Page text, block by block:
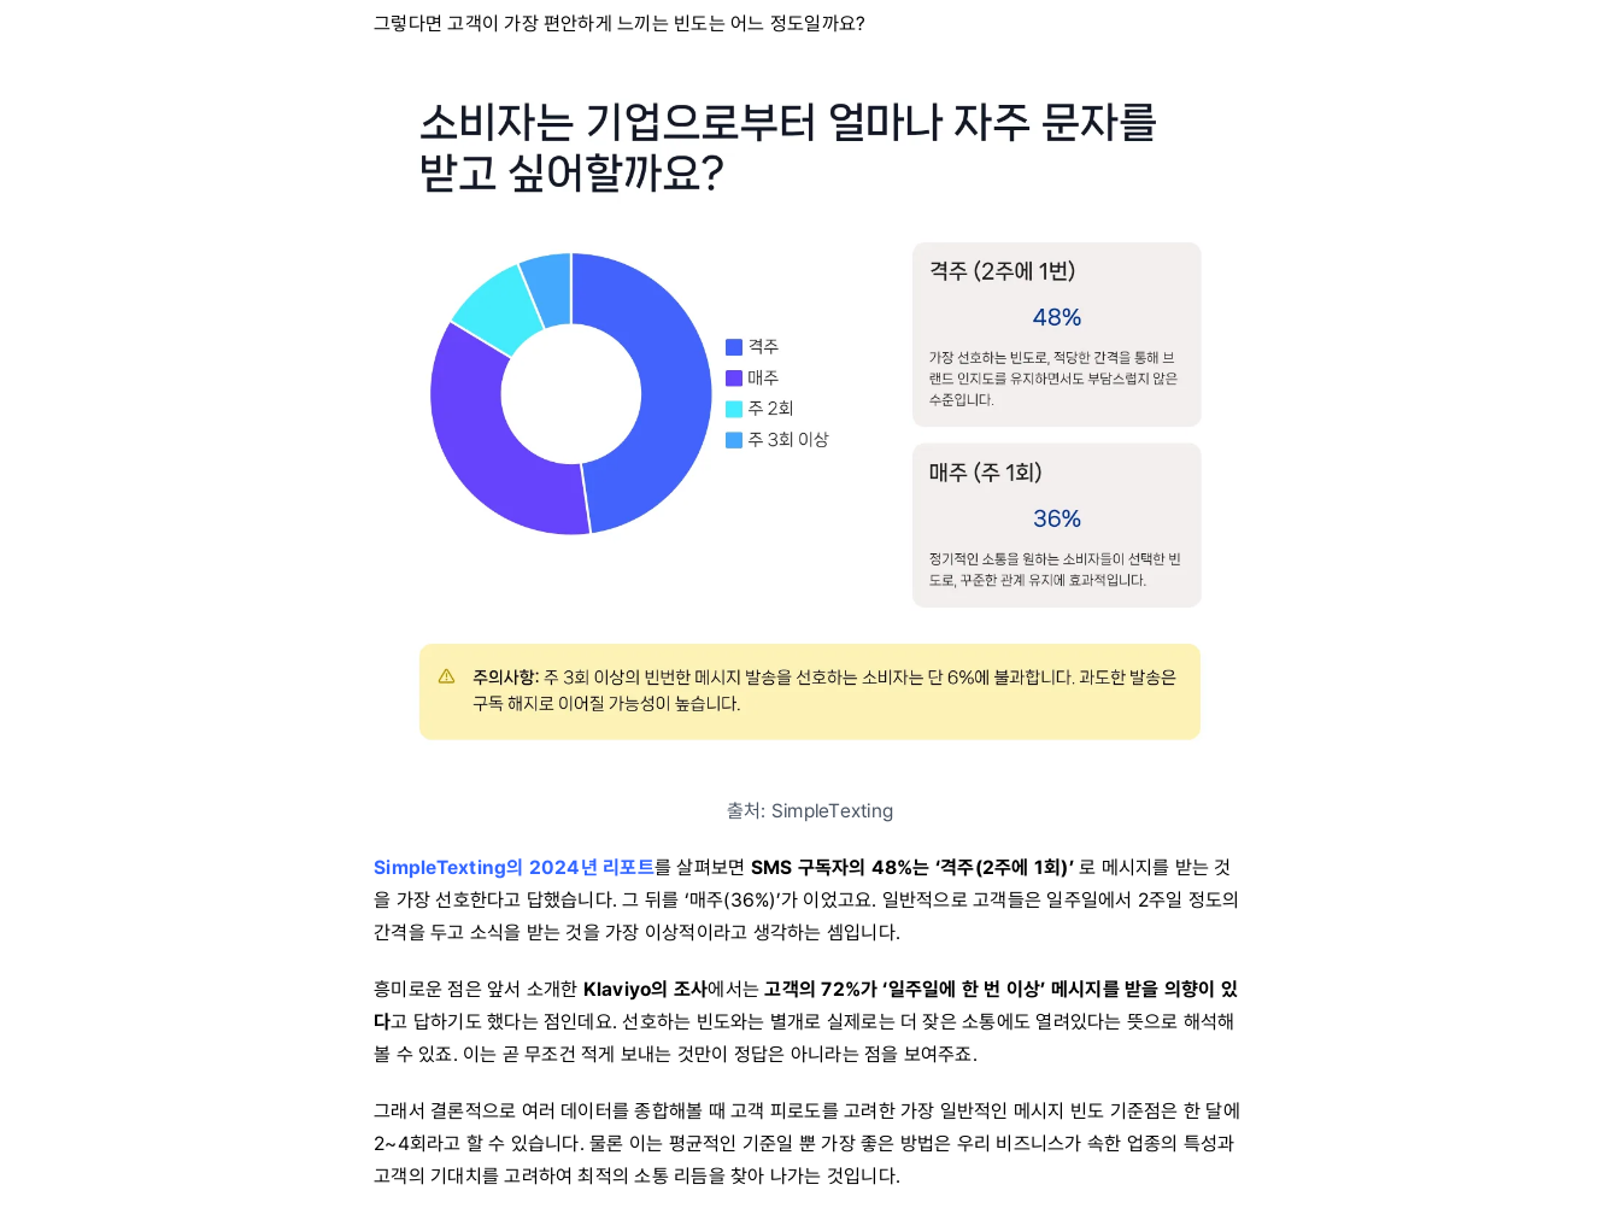
그렇다면 고객이 가장 편안하게 느끼는 빈도는 어느 정도일까요?
출처: SimpleTexting
SimpleTexting의 2024년 리포트를 살펴보면 SMS 구독자의 48%는 ‘격주(2주에 1회)’로 메시지를 받는 것
을 가장 선호한다고 답했습니다. 그 뒤를 ‘매주(36%)’가 이었고요. 일반적으로 고객들은 일주일에서 2주일 정도의
간격을 두고 소식을 받는 것을 가장 이상적이라고 생각하는 셈입니다.
흥미로운 점은 앞서 소개한 Klaviyo의 조사에서는고객의 72%가 ‘일주일에 한 번 이상’ 메시지를 받을 의향이 있
다고 답하기도 했다는 점인데요. 선호하는 빈도와는 별개로 실제로는 더 잦은 소통에도 열려있다는 뜻으로 해석해
볼 수 있죠. 이는 곧 무조건 적게 보내는 것만이 정답은 아니라는 점을 보여주죠.
그래서 결론적으로 여러 데이터를 종합해볼 때 고객 피로도를 고려한 가장 일반적인 메시지 빈도 기준점은 한 달에
2~4회라고 할 수 있습니다. 물론 이는 평균적인 기준일 뿐 가장 좋은 방법은 우리 비즈니스가 속한 업종의 특성과
고객의 기대치를 고려하여 최적의 소통 리듬을 찾아 나가는 것입니다.